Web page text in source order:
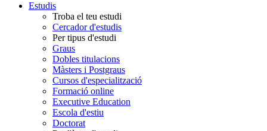
Estudis
Troba el teu estudi
Cercador d'estudis
Per tipus d'estudi
Graus
Dobles titulacions
Màsters i Postgraus
Cursos d'especialització
Formació online
Executive Education
Escola d'estiu
Doctorat